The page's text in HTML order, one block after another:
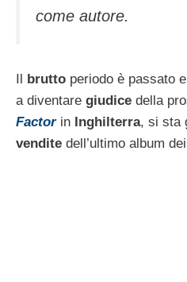
come autore.
brutto periodo è passato
a diventare giudice della
Factorin Inghilterra, si sta
vendite dell’ultimo album dei